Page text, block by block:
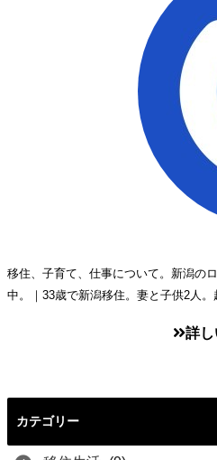
移住、子育て、仕事について。新潟の
中。｜33歳で新潟移住。妻と子供2人。
詳し
カテゴリー